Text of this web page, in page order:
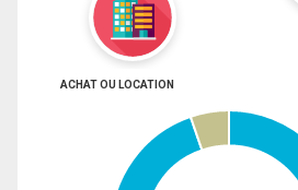
ACHAT OU LOCATION